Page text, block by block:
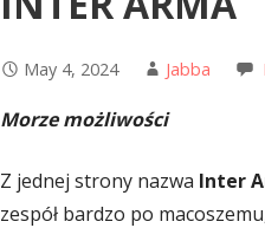
May 4, 2024 Jabba
Morze możliwości
Z jednej strony nazwa Inter
zespół bardzo po